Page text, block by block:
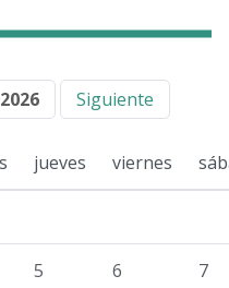
Siguiente
jueves viernes
5 6 7